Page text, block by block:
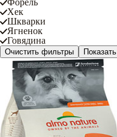
Хек
Шкварки
Ягненок
Говядина
Очистить фильтры Показать